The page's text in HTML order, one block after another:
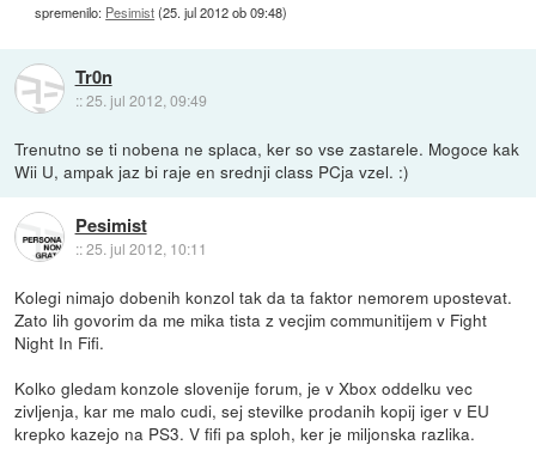
spremenilo: Pesimist(25. jul 2012 ob 09:48)
Tr0n
::25. jul 2012, 09:49
Trenutno se ti nobena ne splaca, ker so vse zastarele. Mogoce kak
Wii U, ampak jaz bi raje en srednji class PCja vzel. :)
Pesimist
::25. jul 2012, 10:11
Kolegi nimajo dobenih konzol tak da ta faktor nemorem upostevat.
Zato lih govorim da me mika tista z vecjim communitijem v Fight
Night In Fifi.
Kolko gledam konzole slovenije forum, je v Xbox oddelku vec
zivljenja, kar me malo cudi, sej stevilke prodanih kopij iger v EU
krepko kazejo na PS3. V fifi pa sploh, ker je miljonska razlika.